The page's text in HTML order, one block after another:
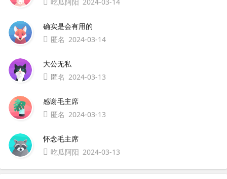
吃瓜阿阳 2024-03-14
确实是会有用的
匿名 2024-03-14
大公无私
匿名 2024-03-13
感谢毛主席
匿名 2024-03-13
怀念毛主席
吃瓜阿阳 2024-03-13